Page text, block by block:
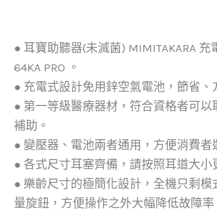
● 耳寶助聽器(未滅菌) MIMITAKARA 充
64KA PRO 。
● 充電式設計免用鋅空氣電池，節省、
● 第一等級醫療器材，符合資格者可以
補助。
● 變壓器、電池兩者通用，方便消費者
● 各式尺寸耳塞齊備，請按照耳道大小
● 樂齡尺寸的極簡化設計，全機只剩模
量旋鈕，方便操作之外大幅降低故障率